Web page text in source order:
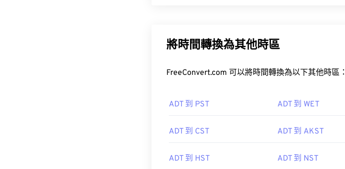
將時間轉換為其他時區
FreeConvert.com 可以將時間轉換為以下其他時區：
ADT 到 PST ADT 到 WET
ADT 到 CST ADT 到 AKST
ADT 到 HST ADT 到 NST